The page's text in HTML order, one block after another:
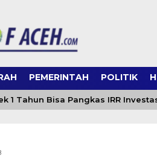
PEMERINTAH POLITIK
Tahun Bisa Pangkas IRR